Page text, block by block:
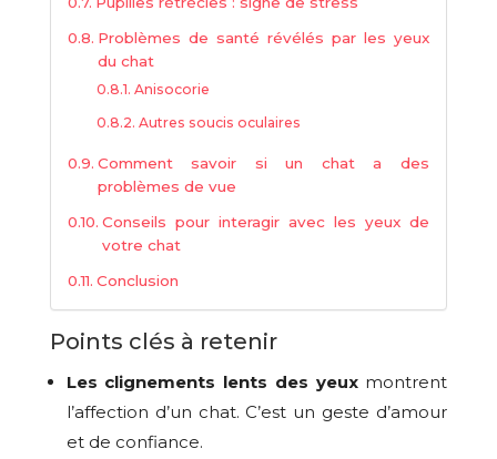
Problèmes de santé révélés par les yeux
du chat
Anisocorie
Autres soucis oculaires
Comment savoir si un chat a des
problèmes de vue
Conseils pour interagir avec les yeux de
votre chat
Conclusion
Points clés à retenir
Les clignements lents des yeuxmontrent
l’affection d’un chat. C’est un geste d’amour
et de confiance.